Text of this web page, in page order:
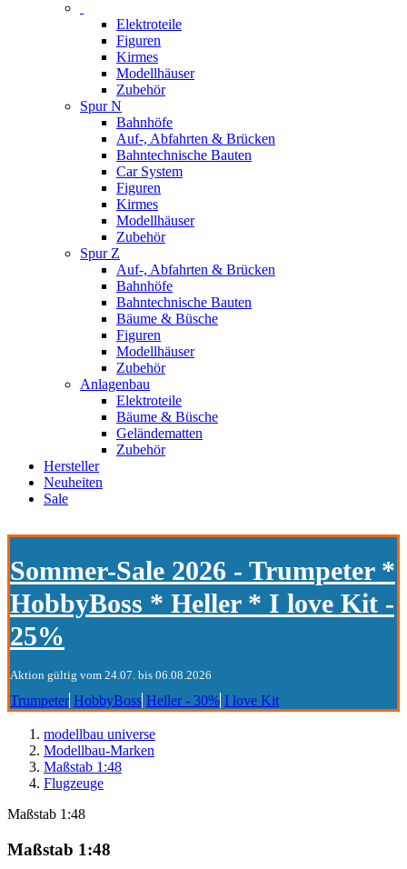
Elektroteile
Figuren
Kirmes
Modellhäuser
Zubehör
Spur N
Bahnhöfe
Auf-, Abfahrten & Brücken
Bahntechnische Bauten
Car System
Figuren
Kirmes
Modellhäuser
Zubehör
Spur Z
Auf-, Abfahrten & Brücken
Bahnhöfe
Bahntechnische Bauten
Bäume & Büsche
Figuren
Modellhäuser
Zubehör
Anlagenbau
Elektroteile
Bäume & Büsche
Geländematten
Zubehör
Hersteller
Neuheiten
Sale
Sommer-Sale 2026 - Trumpeter *
HobbyBoss * Heller * I love Kit -
25%
Aktion gültig vom 24.07. bis 06.08.2026
Trumpeter HobbyBoss Heller - 30% I love Kit
modellbau universe
Modellbau-Marken
Maßstab 1:48
Flugzeuge
Maßstab 1:48
Maßstab 1:48